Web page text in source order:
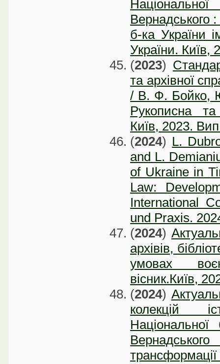
Вернадського
б-ка України
України.
(2023)
та архівної
/ В. Ф. Бойко,
Рукописна
Київ, 2023.
(2024) L.
and L.
of Ukraine in
Law:
International
und Praxis.
(2024)
архівів,
умовах
вісник.Київ,
(2024)
колекцій